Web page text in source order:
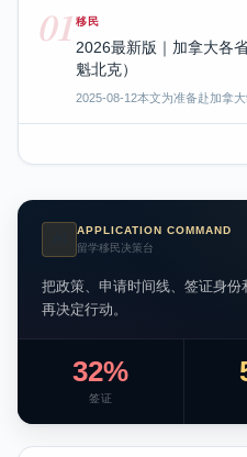
01 移民
2026最新版｜加拿大各
魁北克）
2025-08-12本文为准备赴加拿
APPLICATION COMMAND
留学移民决策台
把政策、申请时间线、签证身份
再决定行动。
32%
签证